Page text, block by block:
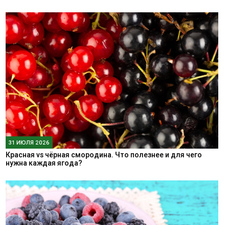
31 ИЮЛЯ 2026
Красная vs чёрная смородина. Что полезнее и для чего
нужна каждая ягода?